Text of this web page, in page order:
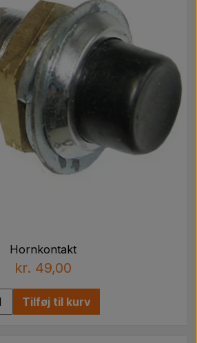
Hornkontakt
kr. 49,00
Tilføj til kurv